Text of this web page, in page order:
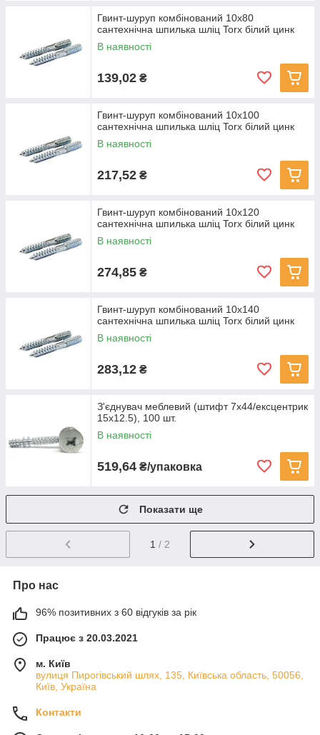
Гвинт-шуруп комбінований 10x80
сантехнічна шпилька шліц Torx білий цинк
В наявності
139,02 ₴
Гвинт-шуруп комбінований 10x100
сантехнічна шпилька шліц Torx білий цинк
В наявності
217,52 ₴
Гвинт-шуруп комбінований 10x120
сантехнічна шпилька шліц Torx білий цинк
В наявності
274,85 ₴
Гвинт-шуруп комбінований 10x140
сантехнічна шпилька шліц Torx білий цинк
В наявності
283,12 ₴
З'єднувач меблевий (штифт 7х44/ексцентрик
15х12.5), 100 шт.
В наявності
519,64 ₴/упаковка
Показати ще
1 / 2
Про нас
96% позитивних з 60 відгуків за рік
Працює з 20.03.2021
м. Київ
вулиця Пирогівський шлях, 135, Київська область, 50056,
Київ, Україна
Контакти